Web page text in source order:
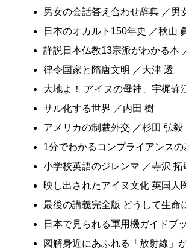
男女の会話答え合わせ辞典 ／男
日本のオカルト150年史 ／秋山
詳説日本仏教13宗派がわかる本
律令国家と隋唐文明 ／大津 透
大地よ！ アイヌの母神、宇梶静
サル化する世界 ／内田 樹
アメリカの制裁外交 ／杉田 弘毅
1分でわかるコンプライアンス
小学校英語のジレンマ ／寺沢 拓
映し出されたアイヌ文化 英国人
最後の講義完全版 どうして生命
日本で見られる軍用機ガイドブ
図解身近にあふれる「放射線」